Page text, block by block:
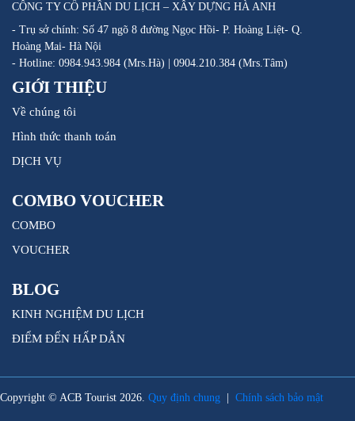
CÔNG TY CỔ PHẦN DU LỊCH – XÂY DỰNG HÀ ANH
- Trụ sở chính: Số 47 ngõ 8 đường Ngọc Hồi- P. Hoàng Liệt- Q.
Hoàng Mai- Hà Nội
- Hotline: 0984.943.984 (Mrs.Hà) | 0904.210.384 (Mrs.Tâm)
GIỚI THIỆU
Về chúng tôi
Hình thức thanh toán
DỊCH VỤ
COMBO VOUCHER
COMBO
VOUCHER
BLOG
KINH NGHIỆM DU LỊCH
ĐIỂM ĐẾN HẤP DẪN
Copyright © ACB Tourist 2026. Quy định chung Chính sách bảo mật